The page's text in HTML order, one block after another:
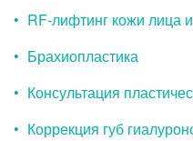
RF-лифтинг кожи лица
Брахиопластика
Консультация
Коррекция губ